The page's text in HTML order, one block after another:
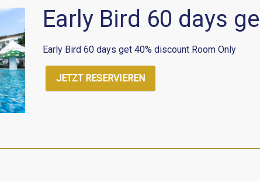
Early Bird 60 days
Early Bird 60 days get 40% discount Room Only
JETZT RESERVIEREN